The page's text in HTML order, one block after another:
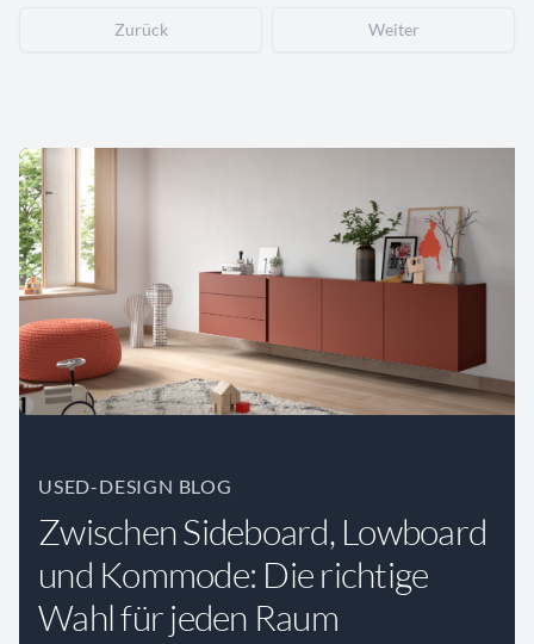
Zurück Weiter
USED-DESIGN BLOG
Zwischen Sideboard, Lowboard
und Kommode: Die richtige
Wahl für jeden Raum